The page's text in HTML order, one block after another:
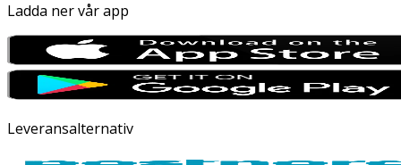
Ladda ner vår app
Leveransalternativ